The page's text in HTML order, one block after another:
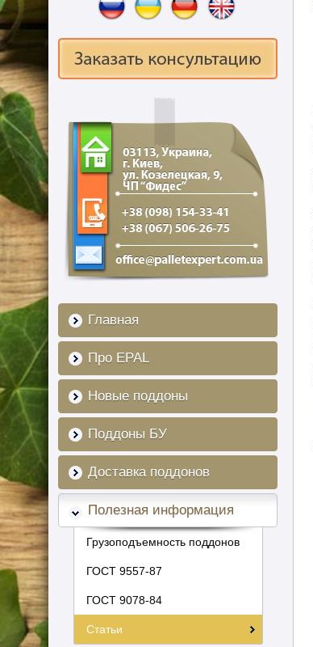
Главная
Про EPAL
Новые поддоны
Поддоны БУ
Доставка поддонов
Полезная информация
Грузоподъемность поддонов
ГОСТ 9557-87
ГОСТ 9078-84
Статьи